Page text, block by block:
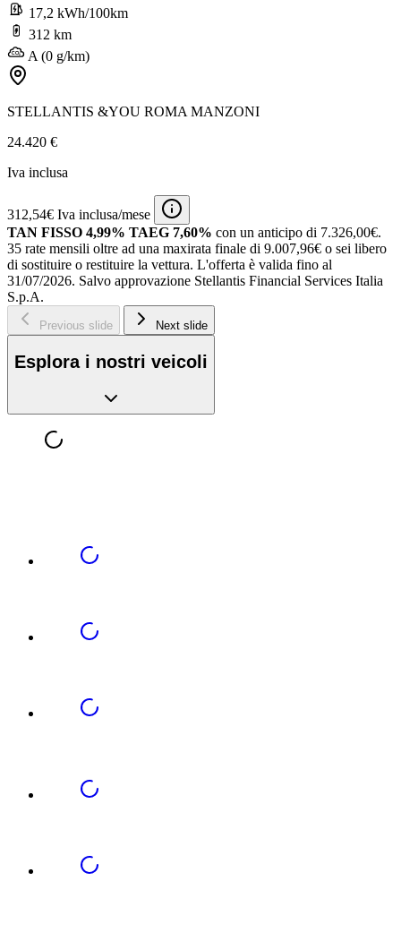
17,2 kWh/100km
312 km
A (0 g/km)
STELLANTIS &YOU ROMA MANZONI
24.420 €
Iva inclusa
312,54€ Iva inclusa/mese
TAN FISSO 4,99% TAEG 7,60% con un anticipo di 7.326,00€.
35 rate mensili oltre ad una maxirata finale di 9.007,96€ o sei libero
di sostituire o restituire la vettura. L'offerta è valida fino al
31/07/2026. Salvo approvazione Stellantis Financial Services Italia
S.p.A.
Previous slide Next slide
Esplora i nostri veicoli